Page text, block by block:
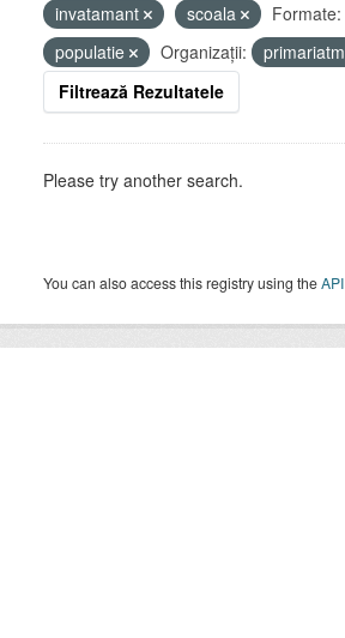
invatamant
scoala Formate:
populatie
Organizații:
primariatm
Filtrează Rezultatele
Please try another search.
You can also access this registry using theAPI